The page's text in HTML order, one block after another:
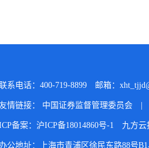
系电话：400-719-8899 邮箱：
友情链接： 中国证券监督管理委员会
备案：沪ICP备18014860号-1 九方云
公地址：上海市青浦区徐民东路88号